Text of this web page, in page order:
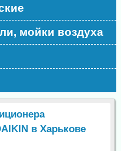
мойки воздуха
в Харькове